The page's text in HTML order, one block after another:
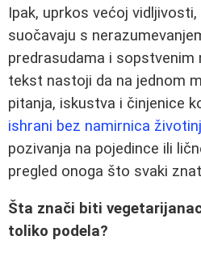
Ipak, uprkos većoj
suočavaju s
predrasudama i sopstvenim
tekst nastoji da na jednom
pitanja, iskustva i činjenice
ishrani bez namirnica
pozivanja na pojedince ili
pregled onoga što svaki
Šta znači biti
toliko podela?